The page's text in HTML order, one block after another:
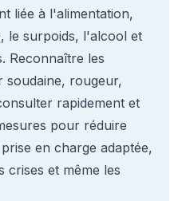
liée à l'alimentation,
le surpoids, l'alcool et
Reconnaître les
soudaine, rougeur,
rapidement et
pour réduire
en charge adaptée,
crises et même les